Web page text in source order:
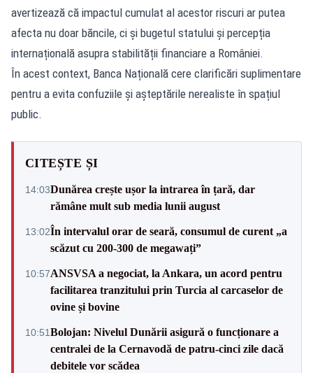
avertizează că impactul cumulat al acestor riscuri ar putea
afecta nu doar băncile, ci și bugetul statului și percepția
internațională asupra stabilității financiare a României.
În acest context, Banca Națională cere clarificări suplimentare
pentru a evita confuziile și așteptările nerealiste în spațiul
public.
CITEȘTE ȘI
14:03Dunărea crește ușor la intrarea în țară, dar
rămâne mult sub media lunii august
13:02În intervalul orar de seară, consumul de curent „a
scăzut cu 200-300 de megawați”
10:57ANSVSA a negociat, la Ankara, un acord pentru
facilitarea tranzitului prin Turcia al carcaselor de
ovine și bovine
10:51Bolojan: Nivelul Dunării asigură o funcționare a
centralei de la Cernavodă de patru-cinci zile dacă
debitele vor scădea